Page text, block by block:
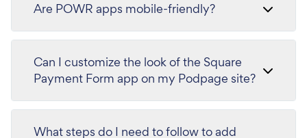
Are POWR apps mobile-friendly?
Can I customize the look of the Square
Payment Form app on my Podpage site?
What steps do I need to follow to add